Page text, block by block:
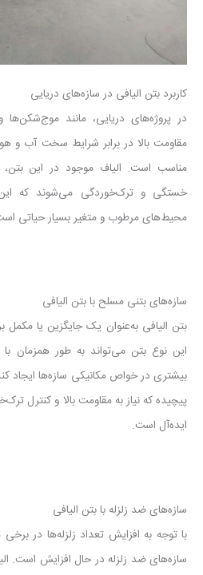
کاربرد بتن الیافی در سازه‌های دریایی
در پروژه‌های دریایی، مانند موج‌شکن‌ها
مقاومت بالا در برابر شرایط سخت آب و
مناسب است. الیاف موجود در این بتن،
خستگی و ترک‌خوردگی می‌شوند که
محیط‌های مرطوب و متغیر بسیار حیاتی
سازه‌های بتنی مسلح با بتن الیافی
بتن الیافی به‌عنوان یک جایگزین یا
این نوع بتن می‌تواند به طور همزمان با
بیشتری در خواص مکانیکی سازه‌ها ایجاد
پیچیده که نیاز به مقاومت بالا و کنترل
ایده‌آل است.
سازه‌های ضد زلزله با بتن الیافی
با توجه به افزایش تعداد زلزله‌ها در برخی
سازه‌های ضد زلزله در حال افزایش است.